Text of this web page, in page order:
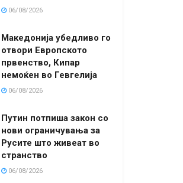
06/08/2026
Македонија убедливо го
отвори Европското
првенство, Кипар
немоќен во Гевгелија
06/08/2026
Путин потпиша закон со
нови ограничувања за
Русите што живеат во
странство
06/08/2026